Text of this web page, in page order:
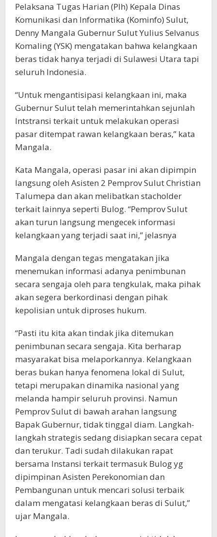
Pelaksana Tugas Harian (Plh) Kepala Dinas
Komunikasi dan Informatika (Kominfo) Sulut,
Denny Mangala Gubernur Sulut Yulius Selvanus
Komaling (YSK) mengatakan bahwa kelangkaan
beras tidak hanya terjadi di Sulawesi Utara tapi
seluruh Indonesia.
“Untuk mengantisipasi kelangkaan ini, maka
Gubernur Sulut telah memerintahkan sejunlah
Intstransi terkait untuk melakukan operasi
pasar ditempat rawan kelangkaan beras,” kata
Mangala.
Kata Mangala, operasi pasar ini akan dipimpin
langsung oleh Asisten 2 Pemprov Sulut Christian
Talumepa dan akan melibatkan stacholder
terkait lainnya seperti Bulog. “Pemprov Sulut
akan turun langsung mengecek informasi
kelangkaan yang terjadi saat ini,” jelasnya
Mangala dengan tegas mengatakan jika
menemukan informasi adanya penimbunan
secara sengaja oleh para tengkulak, maka pihak
akan segera berkordinasi dengan pihak
kepolisian untuk diproses hukum.
“Pasti itu kita akan tindak jika ditemukan
penimbunan secara sengaja. Kita berharap
masyarakat bisa melaporkannya. Kelangkaan
beras bukan hanya fenomena lokal di Sulut,
tetapi merupakan dinamika nasional yang
melanda hampir seluruh provinsi. Namun
Pemprov Sulut di bawah arahan langsung
Bapak Gubernur, tidak tinggal diam. Langkah-
langkah strategis sedang disiapkan secara cepat
dan terukur. Tadi sudah dilakukan rapat
bersama Instansi terkait termasuk Bulog yg
dipimpinan Asisten Perekonomian dan
Pembangunan untuk mencari solusi terbaik
dalam mengatasi kelangkaan beras di Sulut,”
ujar Mangala.